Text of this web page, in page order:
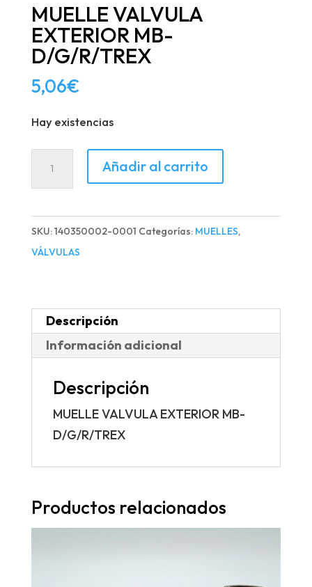
MUELLE VALVULA
EXTERIOR MB-
D/G/R/TREX
5,06€
Hay existencias
MB-
D/G/R/TREX
Añadir al carrito
SKU:140350002-0001 Categorías: MUELLES,
VÁLVULAS
Descripción
Información adicional
Descripción
MUELLE VALVULA EXTERIOR MB-
D/G/R/TREX
Productos relacionados